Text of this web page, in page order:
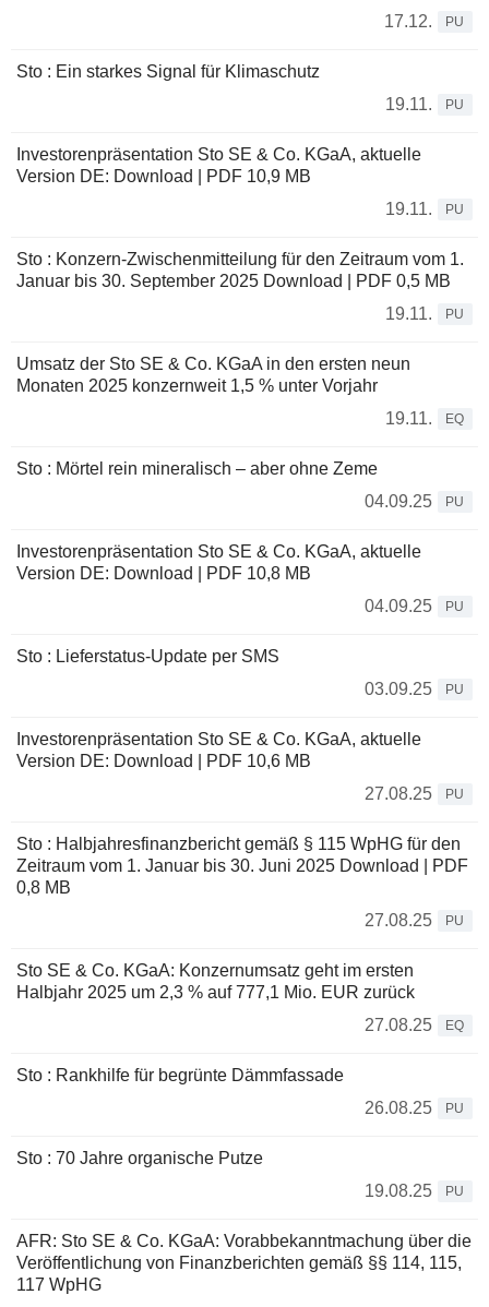
17.12.
PU
Sto : Ein starkes Signal für Klimaschutz
19.11.
PU
Investorenpräsentation Sto SE & Co. KGaA, aktuelle
Version DE: Download | PDF 10,9 MB
19.11.
PU
Sto : Konzern-Zwischenmitteilung für den Zeitraum vom 1.
Januar bis 30. September 2025 Download | PDF 0,5 MB
19.11.
PU
Umsatz der Sto SE & Co. KGaA in den ersten neun
Monaten 2025 konzernweit 1,5 % unter Vorjahr
19.11.
EQ
Sto : Mörtel rein mineralisch – aber ohne Zeme
04.09.25
PU
Investorenpräsentation Sto SE & Co. KGaA, aktuelle
Version DE: Download | PDF 10,8 MB
04.09.25
PU
Sto : Lieferstatus-Update per SMS
03.09.25
PU
Investorenpräsentation Sto SE & Co. KGaA, aktuelle
Version DE: Download | PDF 10,6 MB
27.08.25
PU
Sto : Halbjahresfinanzbericht gemäß § 115 WpHG für den
Zeitraum vom 1. Januar bis 30. Juni 2025 Download | PDF
0,8 MB
27.08.25
PU
Sto SE & Co. KGaA: Konzernumsatz geht im ersten
Halbjahr 2025 um 2,3 % auf 777,1 Mio. EUR zurück
27.08.25
EQ
Sto : Rankhilfe für begrünte Dämmfassade
26.08.25
PU
Sto : 70 Jahre organische Putze
19.08.25
PU
AFR: Sto SE & Co. KGaA: Vorabbekanntmachung über die
Veröffentlichung von Finanzberichten gemäß §§ 114, 115,
117 WpHG